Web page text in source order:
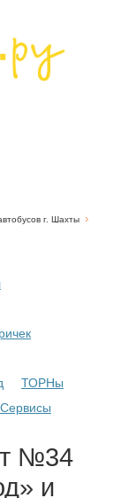
г. Шахты
ТОРНы
Сервисы
№34
и